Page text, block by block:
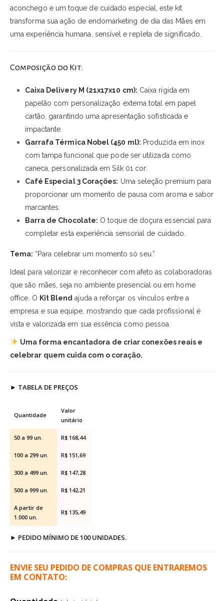
aconchego e um toque de cuidado especial, este kit
transforma sua ação de endomarketing de dia das Mães em
uma experiência humana, sensível e repleta de significado.
Composição do Kit:
Caixa Delivery M (21x17x10 cm): Caixa rígida em
papelão com personalização externa total em papel
cartão, garantindo uma apresentação sofisticada e
impactante.
Garrafa Térmica Nobel (450 ml): Produzida em inox
com tampa funcional que pode ser utilizada como
caneca, personalizada em Silk 01 cor.
Café Especial 3 Corações: Uma seleção premium para
proporcionar um momento de pausa com aroma e sabor
marcantes.
Barra de Chocolate: O toque de doçura essencial para
completar esta experiência sensorial de cuidado.
Tema: “Para celebrar um momento só seu.”
Ideal para valorizar e reconhecer com afeto as colaboradoras
que são mães, seja no ambiente presencial ou em home
office. O Kit Blend ajuda a reforçar os vínculos entre a
empresa e sua equipe, mostrando que cada profissional é
vista e valorizada em sua essência como pessoa.
Uma forma encantadora de criar conexões reais e
celebrar quem cuida com o coração.
► TABELA DE PREÇOS
Quantidade
Valor
unitário
50 a 99 un. R$ 168,44
100 a 299 un. R$ 151,69
300 a 499 un. R$ 147,28
500 a 999 un. R$ 142,21
A partir de
1.000 un.
R$ 135,49
► PEDIDO MÍNIMO DE 100 UNIDADES.
ENVIE SEU PEDIDO DE COMPRAS QUE ENTRAREMOS
EM CONTATO: